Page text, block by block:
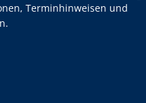
Terminhinweisen und